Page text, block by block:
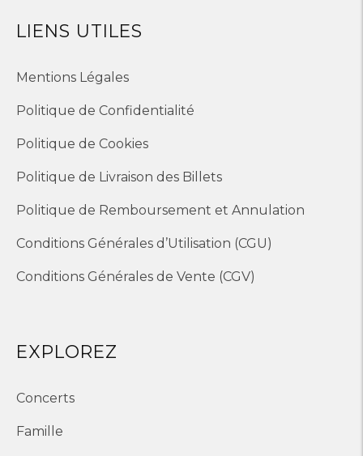
LIENS UTILES
Mentions Légales
Politique de Confidentialité
Politique de Cookies
Politique de Livraison des Billets
Politique de Remboursement et Annulation
Conditions Générales d’Utilisation (CGU)
Conditions Générales de Vente (CGV)
EXPLOREZ
Concerts
Famille